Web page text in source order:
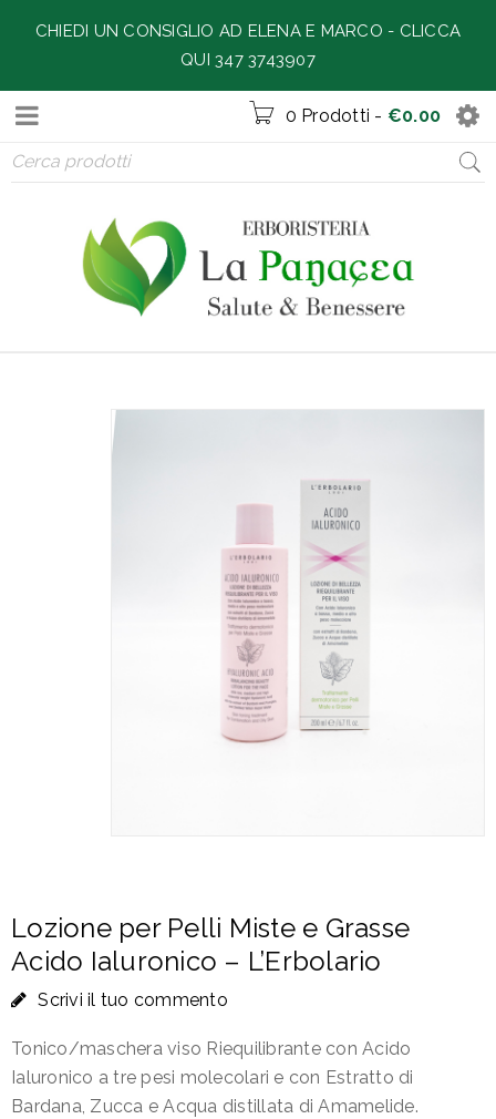
0 Prodotti - €0.00
Lozione per Pelli Miste e Grasse
Acido Ialuronico – L’Erbolario
Scrivi il tuo commento
Tonico/maschera viso Riequilibrante con Acido
Ialuronico a tre pesi molecolari e con Estratto di
Bardana, Zucca e Acqua distillata di Amamelide.
CHIEDI UN CONSIGLIO AD ELENA E MARCO - CLICCA
QUI 347 3743907